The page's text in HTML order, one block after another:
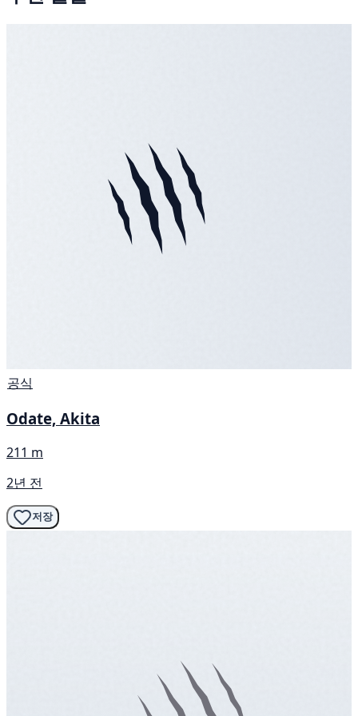
공식
Odate, Akita
211 m
2년 전
저장